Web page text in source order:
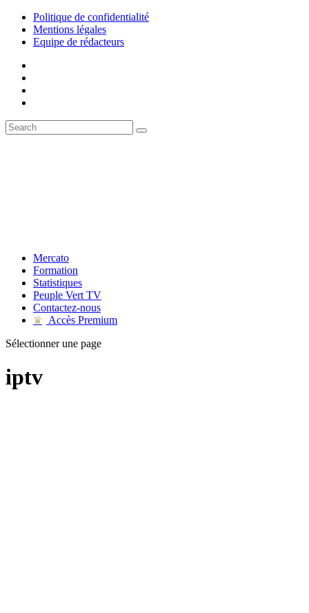
Politique de confidentialité
Mentions légales
Equipe de rédacteurs
Mercato
Formation
Statistiques
Peuple Vert TV
Contactez-nous
♛
Accès Premium
Sélectionner une page
iptv